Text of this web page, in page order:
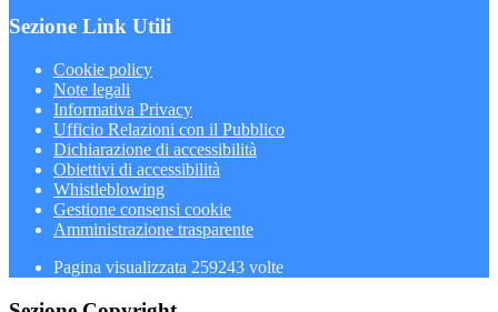
Sezione Link Utili
Cookie policy
Note legali
Informativa Privacy
Ufficio Relazioni con il Pubblico
Dichiarazione di accessibilità
Obiettivi di accessibilità
Whistleblowing
Gestione consensi cookie
Amministrazione trasparente
Pagina visualizzata 259243 volte